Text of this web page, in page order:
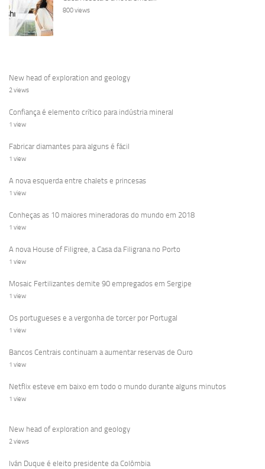
800 views
New head of exploration and geology
2 views
Confiança é elemento crítico para indústria mineral
1 view
Fabricar diamantes para alguns é fácil
1 view
A nova esquerda entre chalets e princesas
1 view
Conheças as 10 maiores mineradoras do mundo em 2018
1 view
A nova House of Filigree, a Casa da Filigrana no Porto
1 view
Mosaic Fertilizantes demite 90 empregados em Sergipe
1 view
Os portugueses e a vergonha de torcer por Portugal
1 view
Bancos Centrais continuam a aumentar reservas de Ouro
1 view
Netflix esteve em baixo em todo o mundo durante alguns minutos
1 view
New head of exploration and geology
2 views
Iván Duque é eleito presidente da Colômbia